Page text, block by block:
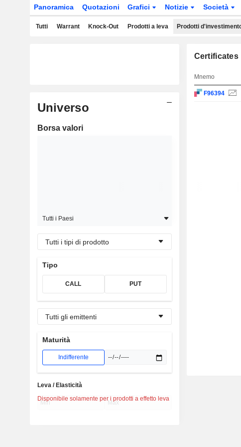
Panoramica Quotazioni Grafici Notizie Società
Tutti Warrant Knock-Out Prodotti a leva Prodotti
Universo
Borsa valori
Tutti i Paesi
Tutti i tipi di prodotto
Tipo
CALL PUT
Tutti gli emittenti
Maturità
Indifferente
Disponibile solamente per i prodotti a effetto leva
Leva / Elasticità
Certificates
Mnemo
F96394